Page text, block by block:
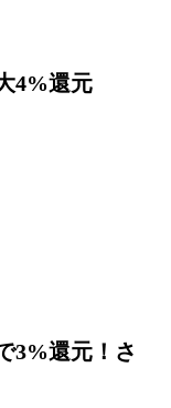
4%還元
3%還元！さ